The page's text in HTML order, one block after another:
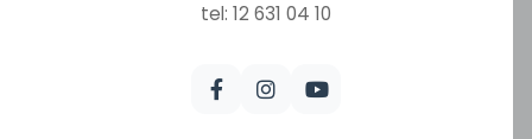
tel: 12 631 04 10